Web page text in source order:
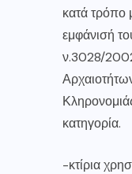
κατά τρόπο
εμφάνισή
ν.3028/
κατηγορία.
-κτίρια